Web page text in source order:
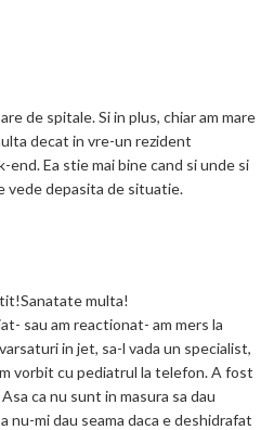
de spitale. Si in plus, chiar am mare
decat in vre-un rezident
end. Ea stie mai bine cand si unde si
vede depasita de situatie.
multa!
sau am reactionat- am mers la
in jet, sa-l vada un specialist,
vorbit cu pediatrul la telefon. A fost
ca nu sunt in masura sa dau
nu-mi dau seama daca e deshidrafat